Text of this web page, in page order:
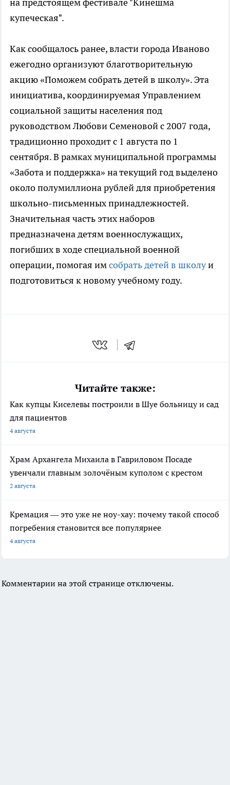
на предстоящем фестивале "Кинешма
купеческая".
Как сообщалось ранее, власти города Иваново
ежегодно организуют благотворительную
акцию «Поможем собрать детей в школу». Эта
инициатива, координируемая Управлением
социальной защиты населения под
руководством Любови Семеновой с 2007 года,
традиционно проходит с 1 августа по 1
сентября. В рамках муниципальной программы
«Забота и поддержка» на текущий год выделено
около полумиллиона рублей для приобретения
школьно-письменных принадлежностей.
Значительная часть этих наборов
предназначена детям военнослужащих,
погибших в ходе специальной военной
операции, помогая имсобрать детей в школуи
подготовиться к новому учебному году.
Читайте также:
Как купцы Киселевы построили в Шуе больницу и сад
для пациентов
4 августа
Храм Архангела Михаила в Гавриловом Посаде
увенчали главным золочёным куполом с крестом
2 августа
Кремация — это уже не ноу-хау: почему такой способ
погребения становится все популярнее
4 августа
Комментарии на этой странице отключены.